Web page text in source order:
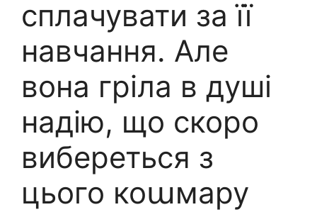
сплачувати за її
навчання. Але
вона гріла в душі
надію, що скоро
вибереться з
цього коաмару